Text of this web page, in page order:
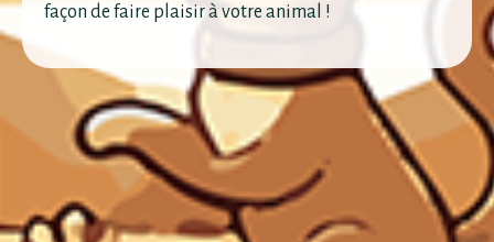
façon de faire plaisir à votre animal !